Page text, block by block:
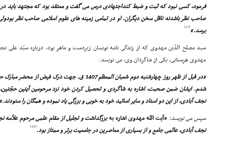
فرمود، کسى نبود که ثبت و ضبط کنداجتهادى درس مى گفت و معتقد بود که مجتهد باید در
صاحب نظر باشدنه ناقل سخن دیگران. او در تمامى زمینه هاى علوم اسلامى صاحب نظر
برسد.»[47]
سید مصلح الدّین مهدوى که از زندگى نامه نویسان زبردست و ماهر بود، درباره سیّد على
مهدوى هرستانى، یکى از شاگردان وى، مى نویسد:
«در قبل از ظهر روز چهارشنبه دوم شعبان المعظم 1407
شدم. ایشان ضمن صحبت، اشاره به شاگردى و تحصیل کردن خود نزد مرحومین آیتین
نجف آبادى، از این دو استاد و سایر اساتید خود به خوبى و بزرگى یاد نموده و همگان را
سپس مى نویسد: «آیت الله مهدوى اشاره بهبزرگداشت و تجلیل از مقام علمى مرحوم
نجف آبادى، عالمى جامع و از بسیارى از معاصرین در جامعیت برتر و ممتاز بود.[49]